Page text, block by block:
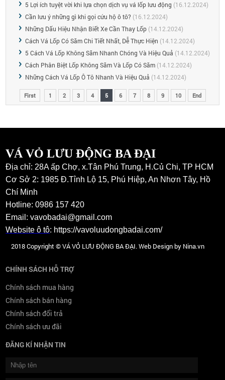
5 Lợi ích tuyệt vời khi lựa chọn dịch vụ vá lốp lưu động (16.12.2024)
Cần lưu ý những gì khi gọi cứu hộ ô tô? (16.12.2024)
Những Dấu Hiệu Nhận Biết Xe Cần Thay Lốp (14.12.2024)
Cách Vá Lốp Có Săm Chi Tiết Nhất, Dễ Thực Hiện (14.12.2024)
5 Cách Vá Lốp Không Săm Nhanh Chóng Và Hiệu Quả (14.12.2024)
Cách Phân Biệt Lốp Không Săm Và Lốp Có Săm (14.12.2024)
Những Cách Vá Lốp Ô Tô Nhanh Và Hiệu Quả (14.12.2024)
First 1 2 3 4 5 6 7 8 9 10 End
VÁ VỎ LƯU ĐỘNG BA ĐẠI
Địa chỉ: 28A ấp Chợ, x.Tân Phú Trung, H.Củ Chi, TP HCM
Cơ Sở 2: 1985 Đ.Tỉnh Lộ 15, Phú Hiệp, An Nhơn Tây, Hồ
Chí Minh
Hotline: 0986 157 420
Email: vavobadai@gmail.com
Website ô tô: https://vavoluudongbadai.com/
2018 Copyright © VÁ VỎ LƯU ĐỘNG BA ĐẠI. Web Design by Nina.vn
CHÍNH SÁCH HỖ TRỢ
Chính sách mua hàng
Chính sách bán hàng
Chính sách đổi trả
Chính sách ưu đãi
ĐĂNG KÍ NHẬN TIN